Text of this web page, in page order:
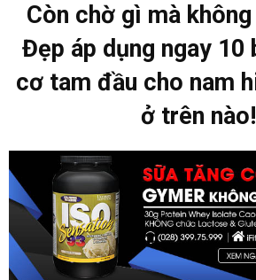
Còn chờ gì mà
Đẹp áp dụng ngay 10
cơ tam đầu cho nam
ở trên nào!